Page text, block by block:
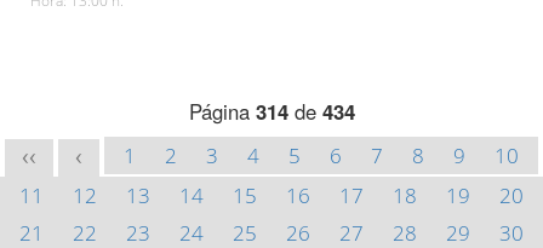
Página 314de 434
<< < 1 2 3 4 5 6 7 8 9
10
11
12 13 14 15 16 17 18 19
20
21
22 23 24 25 26 27 28 29
30